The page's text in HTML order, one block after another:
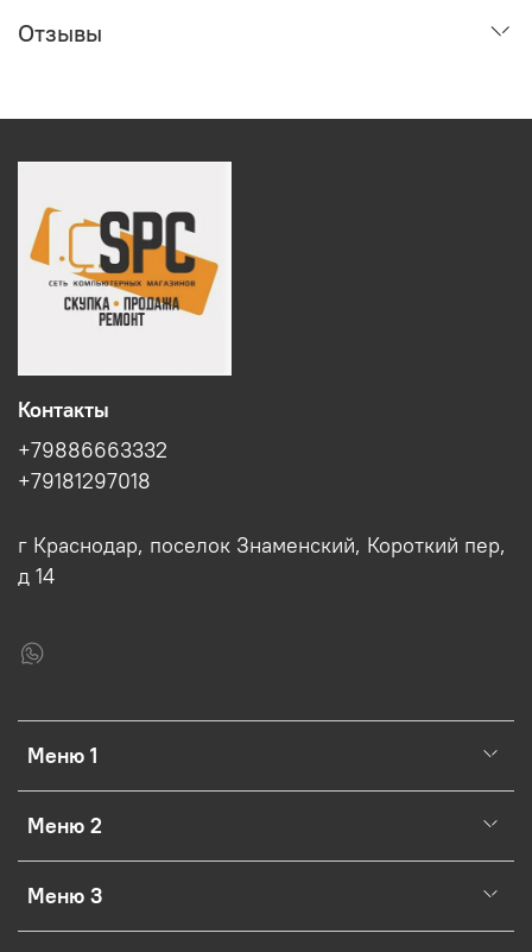
Отзывы
Меню 1
Меню 2
Меню 3
Контакты
+79886663332
+79181297018
г Краснодар, поселок Знаменский, Короткий пер,
д 14